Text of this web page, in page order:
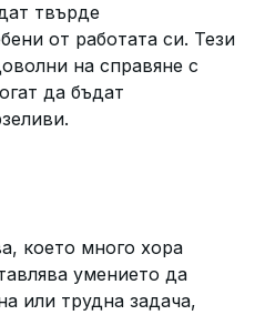
твърде
от работата си. Тези
на справяне с
да бъдат
което много хора
умението да
или трудна задача,